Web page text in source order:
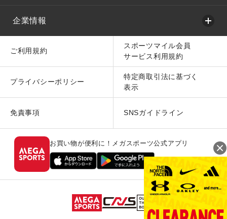
企業情報
ご利用規約
スポーツマイル会員
サービス利用規約
プライバシーポリシー
特定商取引法に基づく
表示
免責事項 SNSガイドライン
お買い物が便利に！メガスポーツ公式アプリ